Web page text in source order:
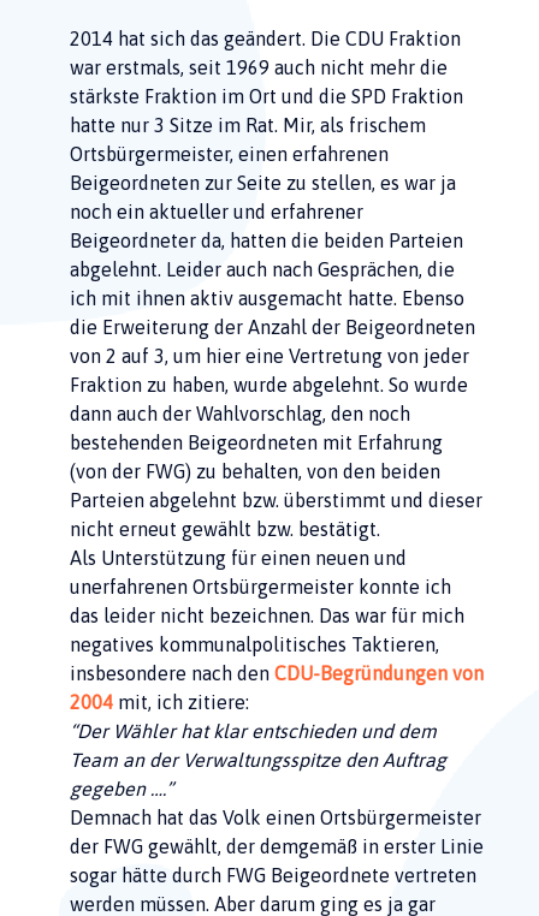
2014 hat sich das geändert. Die CDU Fraktion
war erstmals, seit 1969 auch nicht mehr die
stärkste Fraktion im Ort und die SPD Fraktion
hatte nur 3 Sitze im Rat. Mir, als frischem
Ortsbürgermeister, einen erfahrenen
Beigeordneten zur Seite zu stellen, es war ja
noch ein aktueller und erfahrener
Beigeordneter da, hatten die beiden Parteien
abgelehnt. Leider auch nach Gesprächen, die
ich mit ihnen aktiv ausgemacht hatte. Ebenso
die Erweiterung der Anzahl der Beigeordneten
von 2 auf 3, um hier eine Vertretung von jeder
Fraktion zu haben, wurde abgelehnt. So wurde
dann auch der Wahlvorschlag, den noch
bestehenden Beigeordneten mit Erfahrung
(von der FWG) zu behalten, von den beiden
Parteien abgelehnt bzw. überstimmt und dieser
nicht erneut gewählt bzw. bestätigt.
Als Unterstützung für einen neuen und
unerfahrenen Ortsbürgermeister konnte ich
das leider nicht bezeichnen. Das war für mich
negatives kommunalpolitisches Taktieren,
insbesondere nach den CDU-Begründungen von
2004 mit, ich zitiere:
“Der Wähler hat klar entschieden und dem
Team an der Verwaltungsspitze den Auftrag
gegeben ….”
Demnach hat das Volk einen Ortsbürgermeister
der FWG gewählt, der demgemäß in erster Linie
sogar hätte durch FWG Beigeordnete vertreten
werden müssen. Aber darum ging es ja gar